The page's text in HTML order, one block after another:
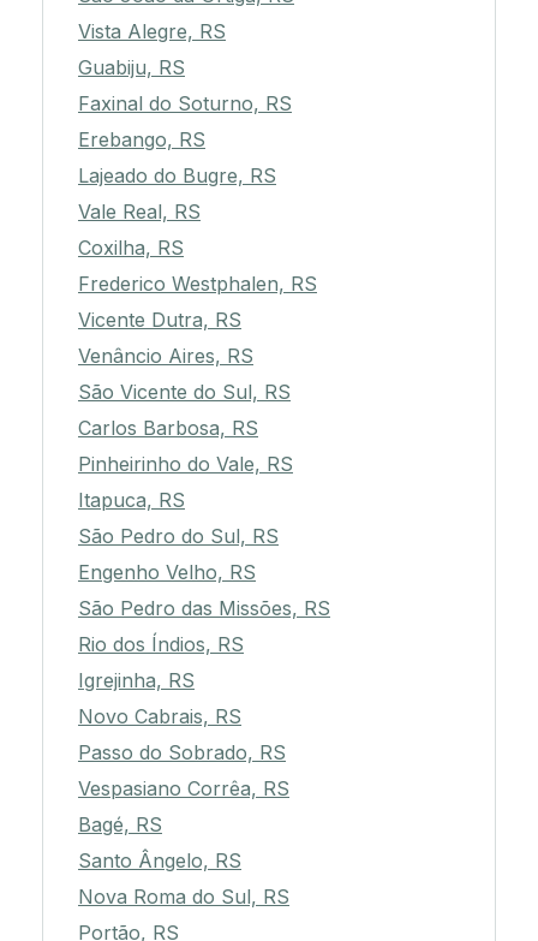
Vista Alegre, RS
Guabiju, RS
Faxinal do Soturno, RS
Erebango, RS
Lajeado do Bugre, RS
Vale Real, RS
Coxilha, RS
Frederico Westphalen, RS
Vicente Dutra, RS
Venâncio Aires, RS
São Vicente do Sul, RS
Carlos Barbosa, RS
Pinheirinho do Vale, RS
Itapuca, RS
São Pedro do Sul, RS
Engenho Velho, RS
São Pedro das Missões, RS
Rio dos Índios, RS
Igrejinha, RS
Novo Cabrais, RS
Passo do Sobrado, RS
Vespasiano Corrêa, RS
Bagé, RS
Santo Ângelo, RS
Nova Roma do Sul, RS
Portão, RS